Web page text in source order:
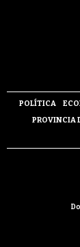
POLÍTICA
PROVINCIA